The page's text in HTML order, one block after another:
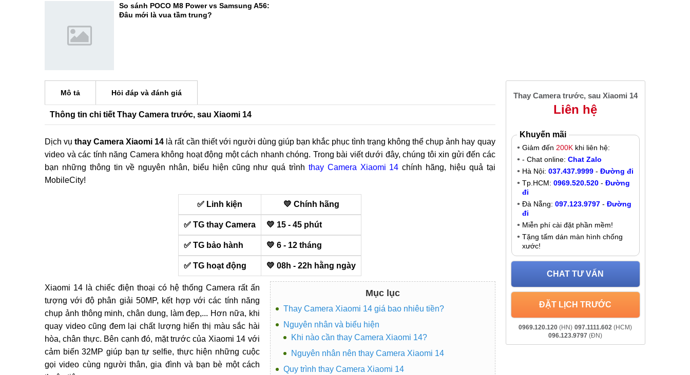
So sánh POCO M8 Power vs Samsung A56:
Đâu mới là vua tầm trung?
Mô tả Hỏi đáp và đánh giá
Thông tin chi tiết Thay Camera trước, sau Xiaomi 14
Dịch vụthay Camera Xiaomi 14 là rất cần thiết với người dùng giúp bạn khắc phục tình trạng không thể chụp ảnh hay quay
video và các tính năng Camera không hoạt động một cách nhanh chóng. Trong bài viết dưới đây, chúng tôi xin gửi đến các
bạn những thông tin về nguyên nhân, biểu hiện cũng như quá trình thay Camera Xiaomi 14 chính hãng, hiệu quả tại
MobileCity!
✅ Linh kiện 💛 Chính hãng
✅ TG thay Camera 💛 15 - 45 phút
✅ TG bảo hành 💛 6 - 12 tháng
✅ TG hoạt động 💛 08h - 22h hằng ngày
Mục lục
Thay Camera Xiaomi 14 giá bao nhiêu tiền?
Nguyên nhân và biểu hiện
Khi nào cần thay Camera Xiaomi 14?
Nguyên nhân nên thay Camera Xiaomi 14
Quy trình thay Camera Xiaomi 14
Xiaomi 14 là chiếc điện thoại có hệ thống Camera rất ấn
tượng với độ phân giải 50MP, kết hợp với các tính năng
chụp ảnh thông minh, chân dung, làm đẹp,... Hơn nữa, khi
quay video cũng đem lại chất lượng hiển thị màu sắc hài
hòa, chân thực. Bên cạnh đó, mặt trước của Xiaomi 14 với
cảm biến 32MP giúp bạn tự selfie, thực hiện những cuộc
gọi video cùng người thân, gia đình và bạn bè một cách
Thay Camera trước, sau Xiaomi 14
Liên hệ
Khuyến mãi
Giảm đến 200Kkhi liên hệ:
- Chat online: Chat Zalo
Hà Nội: 037.437.9999- Đường đi
Tp.HCM: 0969.520.520- Đường
đi
Đà Nẵng: 097.123.9797- Đường
đi
Miễn phí cài đặt phần mềm!
Tặng tấm dán màn hình chống
xước!
CHAT TƯ VẤN
ĐẶT LỊCH TRƯỚC
0969.120.120 (HN) 097.1111.602 (HCM)
096.123.9797 (ĐN)